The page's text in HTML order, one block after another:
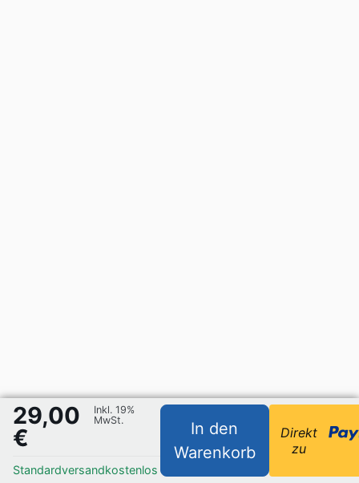
29,00
€
Inkl. 19%
MwSt.
Standardversandkostenlos
In den
Warenkorb
Direkt
zu